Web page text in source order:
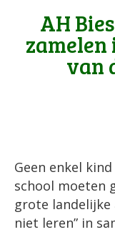
AH
van
Geen enkel
school moeten
grote landelijke
niet leren” in